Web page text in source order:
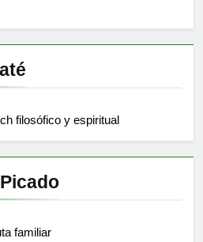
filosófico y espiritual
familiar